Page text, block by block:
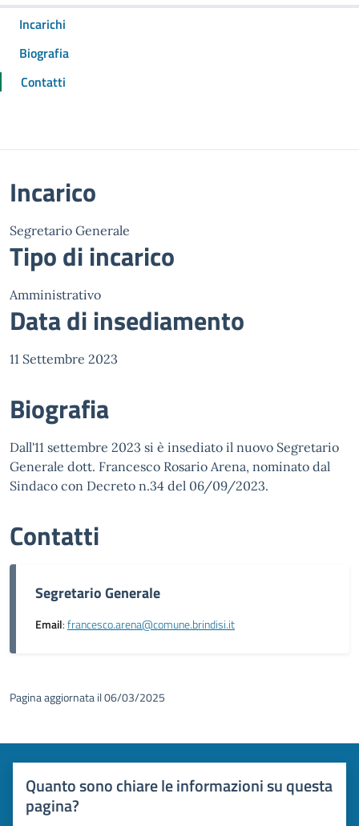
Incarichi
Biografia
Contatti
Incarico
Segretario Generale
Tipo di incarico
Amministrativo
Data di insediamento
11 Settembre 2023
Biografia
Dall'11 settembre 2023 si è insediato il nuovo Segretario
Generale dott. Francesco Rosario Arena, nominato dal
Sindaco con Decreto n.34 del 06/09/2023.
Contatti
Segretario Generale
Email:francesco.arena@comune.brindisi.it
Pagina aggiornata il 06/03/2025
Quanto sono chiare le informazioni su questa
pagina?